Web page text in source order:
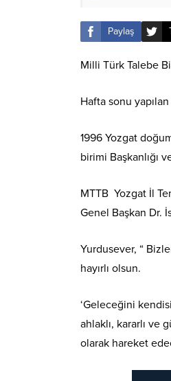
Paylaş
Milli Türk Talebe
Hafta sonu
1996 Yozgat
birimi Başkanlığı
MTTB Yozgat İl
Genel Başkan Dr.
Yurdusever, “
hayırlı olsun.
‘Geleceğini
ahlaklı, kararlı
olarak hareket